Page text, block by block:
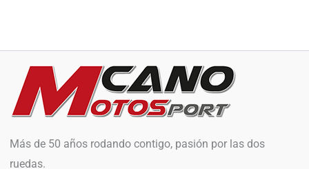
Más de 50 años rodando contigo, pasión por las dos
ruedas.